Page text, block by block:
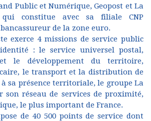
Public et Numérique, Geopost et La
qui constitue avec sa filiale CNP
de la zone euro.
exerce 4 missions de service public
: le service universel postal,
et le développement du territoire,
le transport et la distribution de
sa présence territoriale, le groupe La
son réseau de services de proximité,
le plus important de France.
de 40 500 points de service dont